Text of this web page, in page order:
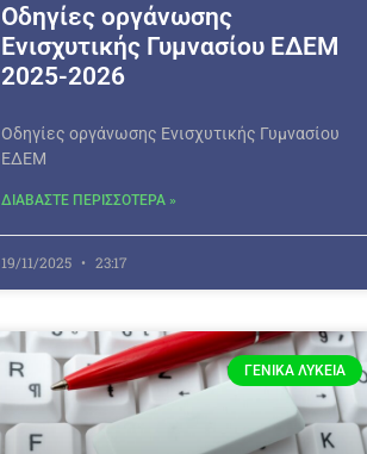
Οδηγίες οργάνωσης
Ενισχυτικής Γυμνασίου ΕΔΕΜ
2025-2026
Οδηγίες οργάνωσης Ενισχυτικής Γυμνασίου
ΕΔΕΜ
ΔΙΑΒΑΣΤΕ ΠΕΡΙΣΣΟΤΕΡΑ »
19/11/2025 23:17
ΓΕΝΙΚΆ ΛΎΚΕΙΑ